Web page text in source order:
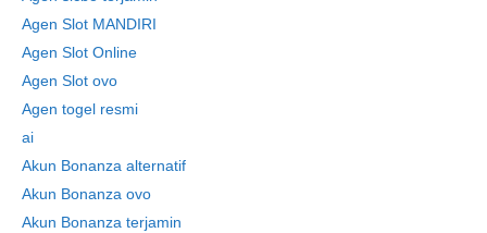
Agen Slot MANDIRI
Agen Slot Online
Agen Slot ovo
Agen togel resmi
ai
Akun Bonanza alternatif
Akun Bonanza ovo
Akun Bonanza terjamin